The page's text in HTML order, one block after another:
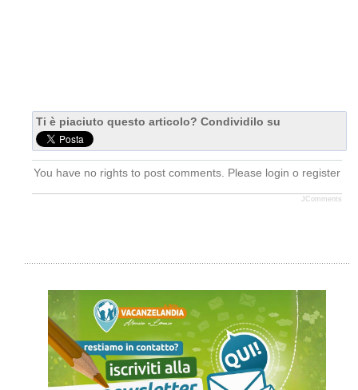
Ti è piaciuto questo articolo? Condividilo su
You have no rights to post comments. Please login o register
JComments